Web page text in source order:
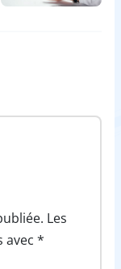
Les
avec *